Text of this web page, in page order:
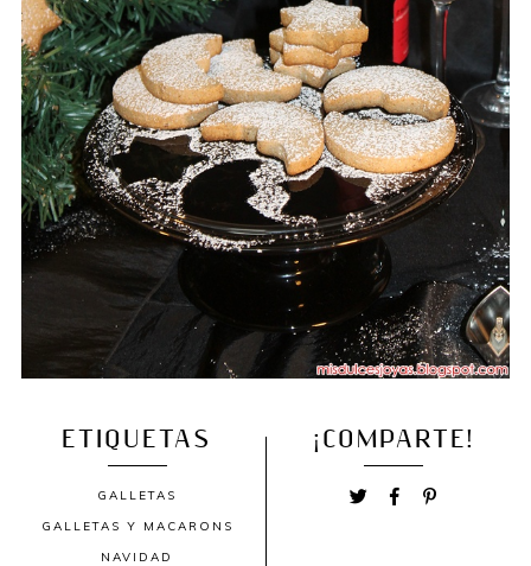
¡COMPARTE!
ETIQUETAS
GALLETAS
GALLETAS Y MACARONS
NAVIDAD